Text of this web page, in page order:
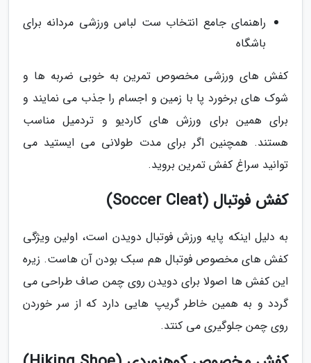
راهنمای جامع انتخاب ست لباس ورزشی مردانه برای
باشگاه
کفش های ورزشی مخصوص تمرین به خوبی ضربه ها و
شوک های برخورد پا با زمین و اجسام را جذب می نمایند و
برای همین برای ورزش های کاردیو و تردمیل مناسب
هستند. همچنین اگر برای مدت طولانی می ایستید می
توانید سراغ کفش تمرین بروید.
کفش فوتبال (Soccer Cleat)
به دلیل اینکه پایه ورزش فوتبال دویدن است، اولین ویژگی
کفش های مخصوص فوتبال هم سبک بودن آن هاست. زیره
این کفش ها اصولا برای دویدن روی چمن صاف طراحی می
گردد و به همین خاطر گریپ هایی دارد که از سر خوردن
روی چمن جلوگیری می کنتد.